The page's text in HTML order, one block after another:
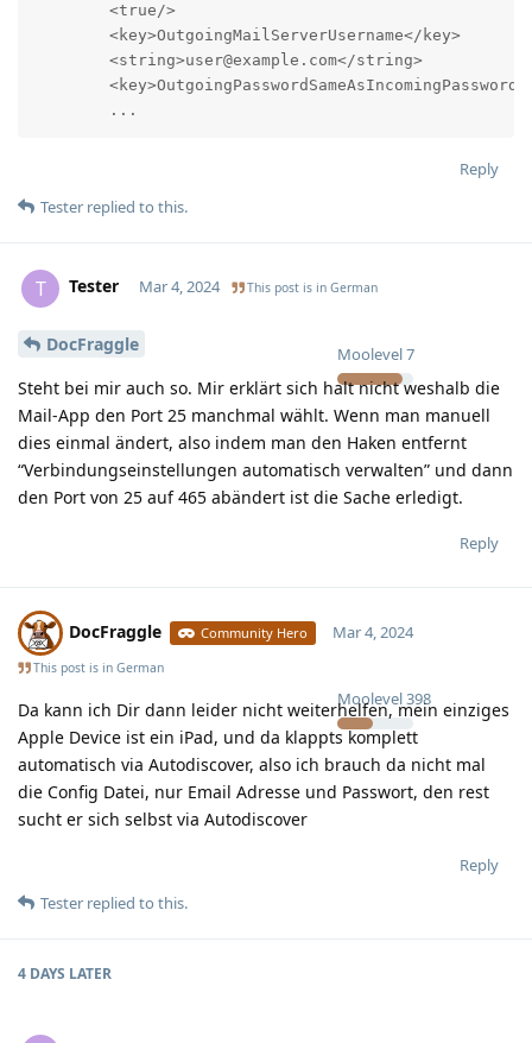
        <true/>
        <key>OutgoingMailServerUsername</key>
        <string>user@example.com</string>
        ...
Reply
Tester replied to this.
T Tester
Moolevel7
Mar 4, 2024 This post is in German
DocFraggle
Steht bei mir auch so. Mir erklärt sich halt nicht weshalb die
Mail-App den Port 25 manchmal wählt. Wenn man manuell
dies einmal ändert, also indem man den Haken entfernt
“Verbindungseinstellungen automatisch verwalten” und dann
den Port von 25 auf 465 abändert ist die Sache erledigt.
Reply
DocFraggle Community Hero
Moolevel398
Mar 4, 2024
This post is in German
Da kann ich Dir dann leider nicht weiterhelfen, mein einziges
Apple Device ist ein iPad, und da klappts komplett
automatisch via Autodiscover, also ich brauch da nicht mal
die Config Datei, nur Email Adresse und Passwort, den rest
sucht er sich selbst via Autodiscover
Reply
Tester replied to this.
4 DAYS LATER